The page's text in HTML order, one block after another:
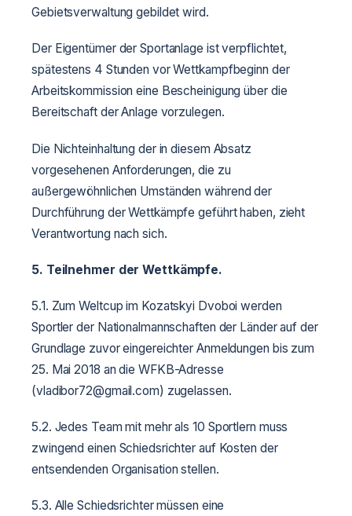
Gebietsverwaltung gebildet wird.
Der Eigentümer der Sportanlage ist verpflichtet,
spätestens 4 Stunden vor Wettkampfbeginn der
Arbeitskommission eine Bescheinigung über die
Bereitschaft der Anlage vorzulegen.
Die Nichteinhaltung der in diesem Absatz
vorgesehenen Anforderungen, die zu
außergewöhnlichen Umständen während der
Durchführung der Wettkämpfe geführt haben, zieht
Verantwortung nach sich.
5. Teilnehmer der Wettkämpfe.
5.1. Zum Weltcup im Kozatskyi Dvoboi werden
Sportler der Nationalmannschaften der Länder auf der
Grundlage zuvor eingereichter Anmeldungen bis zum
25. Mai 2018 an die WFKB-Adresse
(vladibor72@gmail.com) zugelassen.
5.2. Jedes Team mit mehr als 10 Sportlern muss
zwingend einen Schiedsrichter auf Kosten der
entsendenden Organisation stellen.
5.3. Alle Schiedsrichter müssen eine